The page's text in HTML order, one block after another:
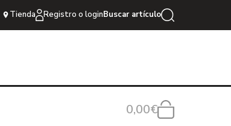
Tienda Registro o loginBuscar artículo
0,00€